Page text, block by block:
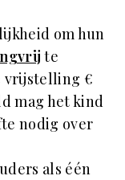
om hun
te
vrijstelling €
mag het kind
nodig over
als één